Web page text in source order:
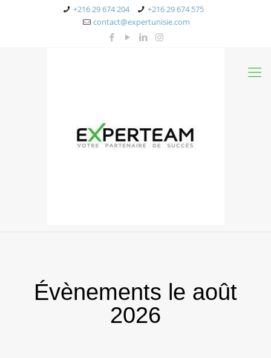
+216 29 674 204
+216 29 674 575
contact@expertunisie.com
Évènements le août
2026